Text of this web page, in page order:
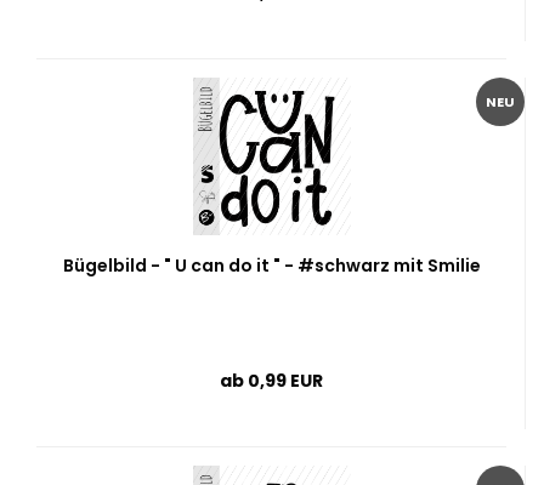
NEU
Bügelbild - " U can do it " - #schwarz mit Smilie
ab 0,99 EUR